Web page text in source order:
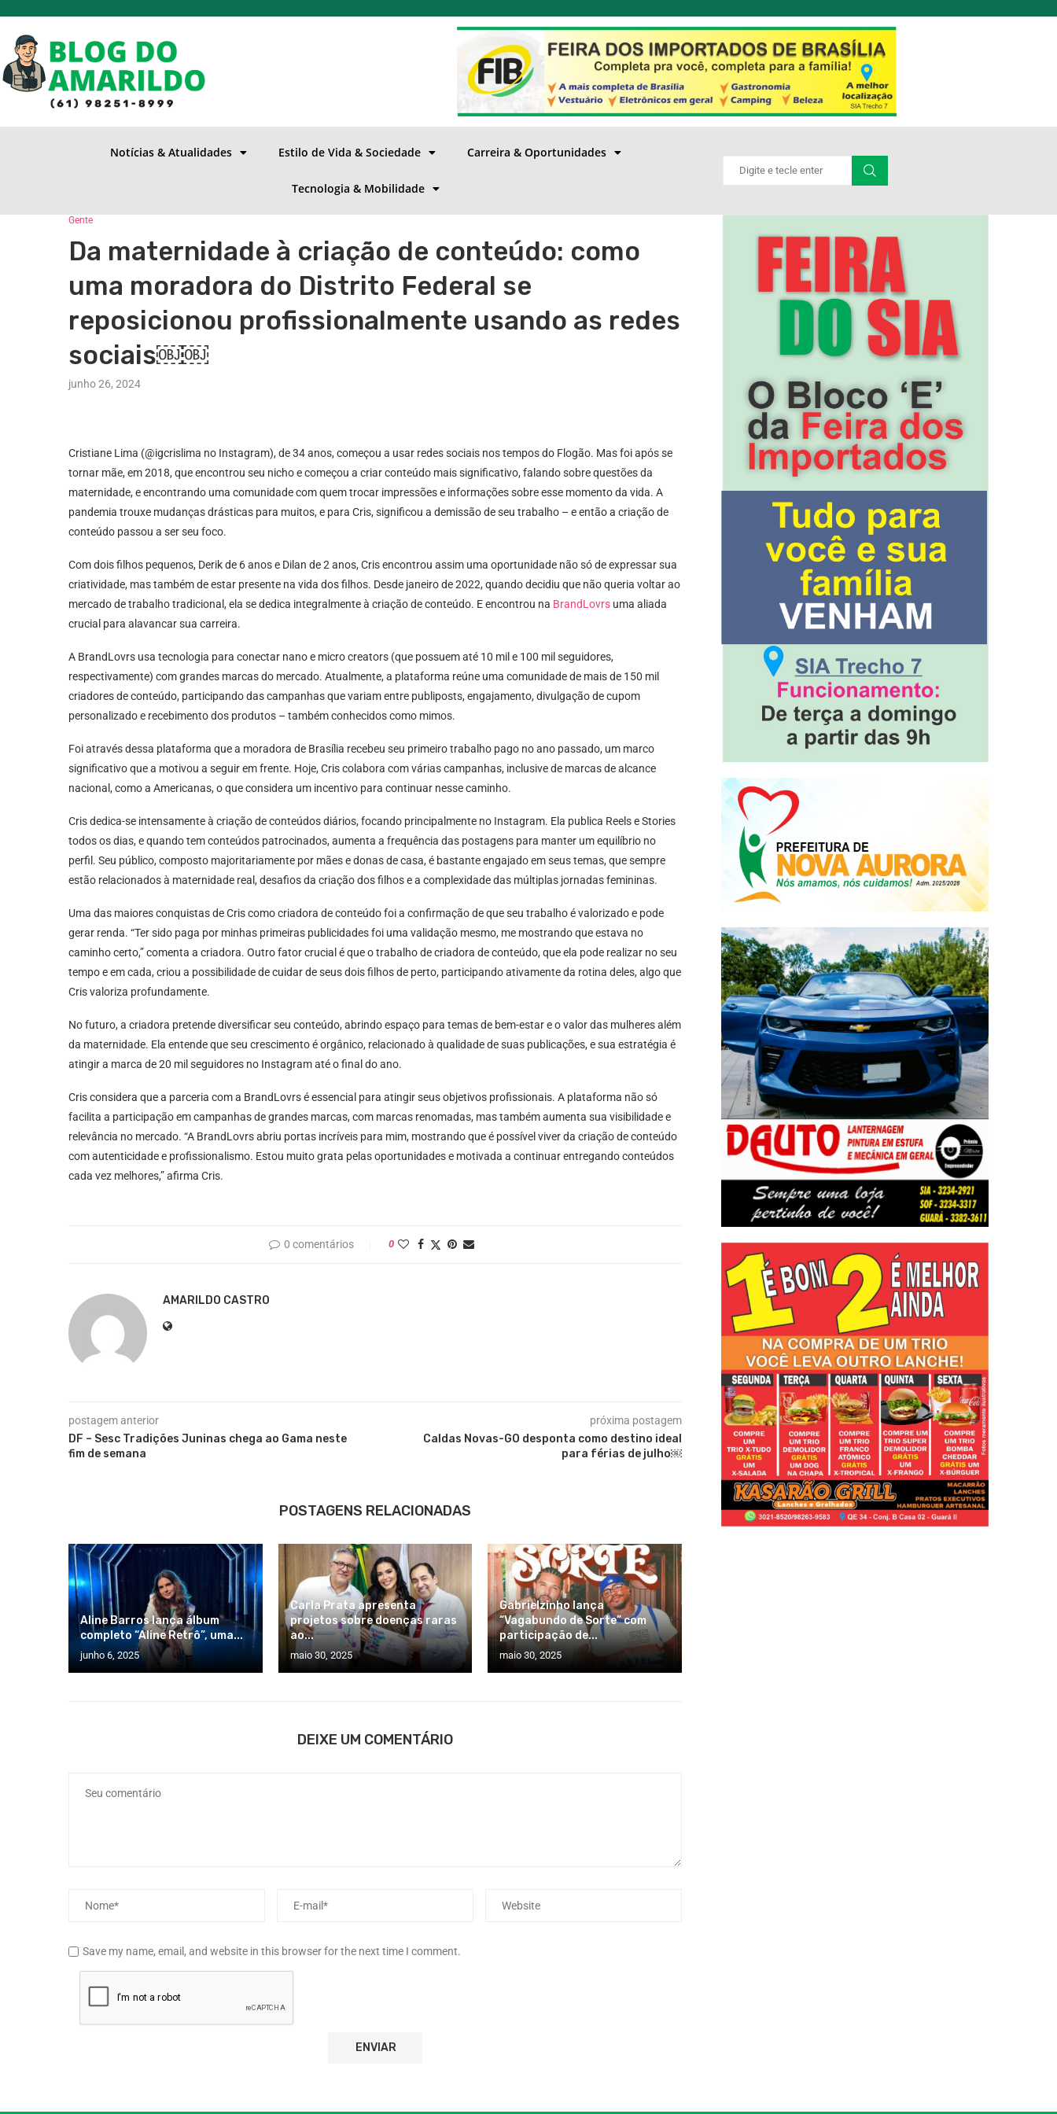
Notícias & Atualidades Estilo de Vida & Sociedade Carreira & Oportunidades
Tecnologia & Mobilidade
Gente
Da maternidade à criação de conteúdo: como
uma moradora do Distrito Federal se
reposicionou profissionalmente usando as redes
sociais￼￼
junho 26, 2024
Cristiane Lima (@igcrislima no Instagram), de 34 anos, começou a usar redes sociais nos tempos do Flogão. Mas foi após se
tornar mãe, em 2018, que encontrou seu nicho e começou a criar conteúdo mais significativo, falando sobre questões da
maternidade, e encontrando uma comunidade com quem trocar impressões e informações sobre esse momento da vida. A
pandemia trouxe mudanças drásticas para muitos, e para Cris, significou a demissão de seu trabalho – e então a criação de
conteúdo passou a ser seu foco.
Com dois filhos pequenos, Derik de 6 anos e Dilan de 2 anos, Cris encontrou assim uma oportunidade não só de expressar sua
criatividade, mas também de estar presente na vida dos filhos. Desde janeiro de 2022, quando decidiu que não queria voltar ao
mercado de trabalho tradicional, ela se dedica integralmente à criação de conteúdo. E encontrou na BrandLovrs uma aliada
crucial para alavancar sua carreira.
A BrandLovrs usa tecnologia para conectar nano e micro creators (que possuem até 10 mil e 100 mil seguidores,
respectivamente) com grandes marcas do mercado. Atualmente, a plataforma reúne uma comunidade de mais de 150 mil
criadores de conteúdo, participando das campanhas que variam entre publiposts, engajamento, divulgação de cupom
personalizado e recebimento dos produtos – também conhecidos como mimos.
Foi através dessa plataforma que a moradora de Brasília recebeu seu primeiro trabalho pago no ano passado, um marco
significativo que a motivou a seguir em frente. Hoje, Cris colabora com várias campanhas, inclusive de marcas de alcance
nacional, como a Americanas, o que considera um incentivo para continuar nesse caminho.
Cris dedica-se intensamente à criação de conteúdos diários, focando principalmente no Instagram. Ela publica Reels e Stories
todos os dias, e quando tem conteúdos patrocinados, aumenta a frequência das postagens para manter um equilíbrio no
perfil. Seu público, composto majoritariamente por mães e donas de casa, é bastante engajado em seus temas, que sempre
estão relacionados à maternidade real, desafios da criação dos filhos e a complexidade das múltiplas jornadas femininas.
Uma das maiores conquistas de Cris como criadora de conteúdo foi a confirmação de que seu trabalho é valorizado e pode
gerar renda. “Ter sido paga por minhas primeiras publicidades foi uma validação mesmo, me mostrando que estava no
caminho certo,” comenta a criadora. Outro fator crucial é que o trabalho de criadora de conteúdo, que ela pode realizar no seu
tempo e em cada, criou a possibilidade de cuidar de seus dois filhos de perto, participando ativamente da rotina deles, algo que
Cris valoriza profundamente.
No futuro, a criadora pretende diversificar seu conteúdo, abrindo espaço para temas de bem-estar e o valor das mulheres além
da maternidade. Ela entende que seu crescimento é orgânico, relacionado à qualidade de suas publicações, e sua estratégia é
atingir a marca de 20 mil seguidores no Instagram até o final do ano.
Cris considera que a parceria com a BrandLovrs é essencial para atingir seus objetivos profissionais. A plataforma não só
facilita a participação em campanhas de grandes marcas, com marcas renomadas, mas também aumenta sua visibilidade e
relevância no mercado. “A BrandLovrs abriu portas incríveis para mim, mostrando que é possível viver da criação de conteúdo
com autenticidade e profissionalismo. Estou muito grata pelas oportunidades e motivada a continuar entregando conteúdos
cada vez melhores,” afirma Cris.
0 comentários 0
AMARILDO CASTRO
postagem anterior
DF – Sesc Tradições Juninas chega ao Gama neste
fim de semana
próxima postagem
Caldas Novas-GO desponta como destino ideal
para férias de julho￼
POSTAGENS RELACIONADAS
Aline Barros lança álbum
completo “Aline Retrô”, uma...
junho 6, 2025
Carla Prata apresenta
projetos sobre doenças raras
ao...
maio 30, 2025
Gabrielzinho lança
“Vagabundo de Sorte” com
participação de...
maio 30, 2025
DEIXE UM COMENTÁRIO
Save my name, email, and website in this browser for the next time I comment.